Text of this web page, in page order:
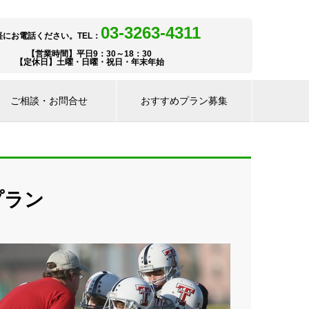
にお電話ください。TEL： 03-3263-4311
【営業時間】平日9：30～18：30
【定休日】土曜・日曜・祝日・年末年始
ご相談・お問合せ おすすめプラン募集
ン